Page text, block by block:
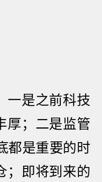
一是之前科技
厚；二是监管
都是重要的时
；即将到来的